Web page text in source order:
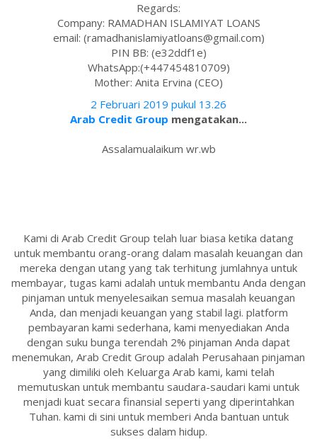
Regards:
Company: RAMADHAN ISLAMIYAT LOANS
email: (ramadhanislamiyatloans@gmail.com)
PIN BB: (e32ddf1e)
WhatsApp:(+447454810709)
Mother: Anita Ervina (CEO)
2 Februari 2019 pukul 13.26
Arab Credit Group mengatakan...
Assalamualaikum wr.wb
Kami di Arab Credit Group telah luar biasa ketika datang
untuk membantu orang-orang dalam masalah keuangan dan
mereka dengan utang yang tak terhitung jumlahnya untuk
membayar, tugas kami adalah untuk membantu Anda dengan
pinjaman untuk menyelesaikan semua masalah keuangan
Anda, dan menjadi keuangan yang stabil lagi. platform
pembayaran kami sederhana, kami menyediakan Anda
dengan suku bunga terendah 2% pinjaman Anda dapat
menemukan, Arab Credit Group adalah Perusahaan pinjaman
yang dimiliki oleh Keluarga Arab kami, kami telah
memutuskan untuk membantu saudara-saudari kami untuk
menjadi kuat secara finansial seperti yang diperintahkan
Tuhan. kami di sini untuk memberi Anda bantuan untuk
sukses dalam hidup.